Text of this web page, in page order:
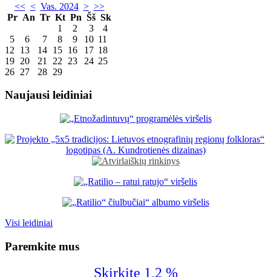
<< < Vas. 2024 > >>
Pr An Tr Kt Pn Šš Sk
1
2 3
4
5
6 7 8 9 10 11
12
13 14 15 16 17 18
19 20 21 22 23 24 25
26 27 28 29
Naujausi leidiniai
Visi leidiniai
Paremkite mus
Skirkite 1,2 %